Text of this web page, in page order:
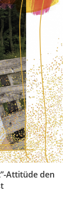
Attitüde den